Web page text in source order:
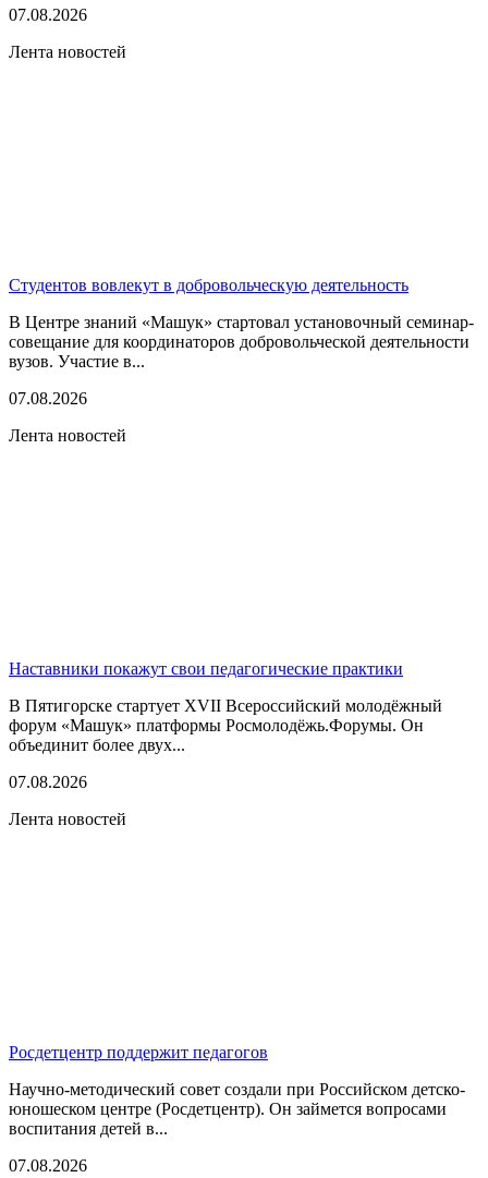
07.08.2026
Лента новостей
Студентов вовлекут в добровольческую деятельность
В Центре знаний «Машук» стартовал установочный семинар-
совещание для координаторов добровольческой деятельности
вузов. Участие в...
07.08.2026
Лента новостей
Наставники покажут свои педагогические практики
В Пятигорске стартует XVII Всероссийский молодёжный
форум «Машук» платформы Росмолодёжь.Форумы. Он
объединит более двух...
07.08.2026
Лента новостей
Росдетцентр поддержит педагогов
Научно-методический совет создали при Российском детско-
юношеском центре (Росдетцентр). Он займется вопросами
воспитания детей в...
07.08.2026